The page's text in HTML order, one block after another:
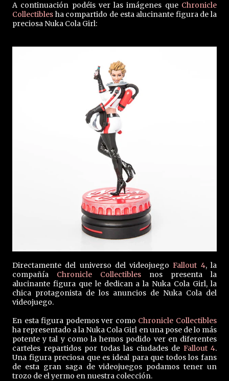
A continuación podéis ver las imágenes que Chronicle
Collectibles ha compartido de esta alucinante figura de la
preciosa Nuka Cola Girl:
Directamente del universo del videojuegoFallout 4, la
compañía Chronicle Collectibles nos presenta la
alucinante figura que le dedican a la Nuka Cola Girl, la
chica protagonista de los anuncios de Nuka Cola del
videojuego.
En esta figura podemos ver como Chronicle Collectibles
ha representado a la Nuka Cola Girl en una pose de lo más
potente y tal y como la hemos podido ver en diferentes
carteles repartidos por todas las ciudades de Fallout 4.
Una figura preciosa que es ideal para que todos los fans
de esta gran saga de videojuegos podamos tener un
trozo de el yermo en nuestra colección.